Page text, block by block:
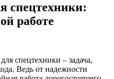
спецтехники:
работе
спецтехники – задача,
Ведь от надежности